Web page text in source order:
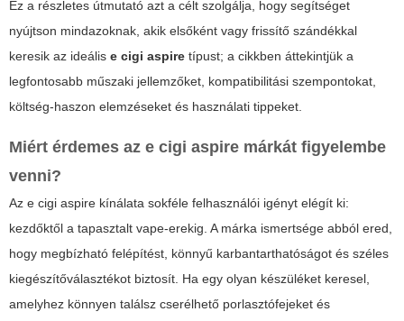
Ez a részletes útmutató azt a célt szolgálja, hogy segítséget
nyújtson mindazoknak, akik elsőként vagy frissítő szándékkal
keresik az ideális e cigi aspire típust; a cikkben áttekintjük a
legfontosabb műszaki jellemzőket, kompatibilitási szempontokat,
költség-haszon elemzéseket és használati tippeket.
Miért érdemes az e cigi aspire márkát figyelembe
venni?
Az e cigi aspire kínálata sokféle felhasználói igényt elégít ki:
kezdőktől a tapasztalt vape-erekig. A márka ismertsége abból ered,
hogy megbízható felépítést, könnyű karbantarthatóságot és széles
kiegészítőválasztékot biztosít. Ha egy olyan készüléket keresel,
amelyhez könnyen találsz cserélhető porlasztófejeket és